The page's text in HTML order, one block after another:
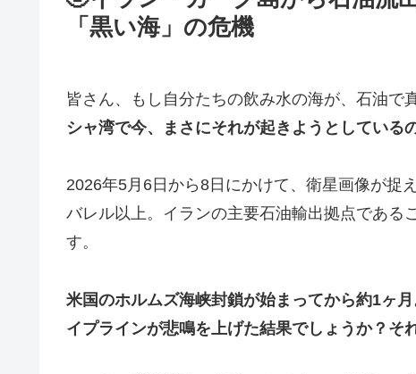
「黒い海」の危機
皆さん、もし自分たちの飲み水の海が、石油で
シャ湾で今、まさにそれが起きようとしている
2026年5月6日から8日にかけて、衛星画像が捉
バレル以上。イランの主要石油輸出拠点である
す。
米国のホルムズ海峡封鎖が始まってから約1ヶ
イプラインが悲鳴を上げた結果でしょうか？そ